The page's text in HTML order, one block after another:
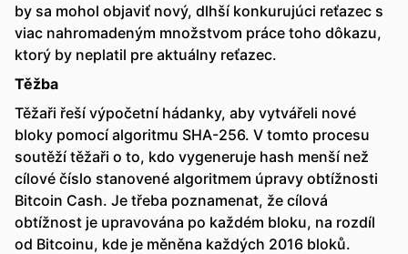
by sa mohol objaviť nový, dlhší konkurujúci reťazec s
viac nahromadeným množstvom práce toho dôkazu,
ktorý by neplatil pre aktuálny reťazec.
Těžba
Těžaři řeší výpočetní hádanky, aby vytvářeli nové
bloky pomocí algoritmu SHA-256. V tomto procesu
soutěží těžaři o to, kdo vygeneruje hash menší než
cílové číslo stanovené algoritmem úpravy obtížnosti
Bitcoin Cash. Je třeba poznamenat, že cílová
obtížnost je upravována po každém bloku, na rozdíl
od Bitcoinu, kde je měněna každých 2016 bloků.